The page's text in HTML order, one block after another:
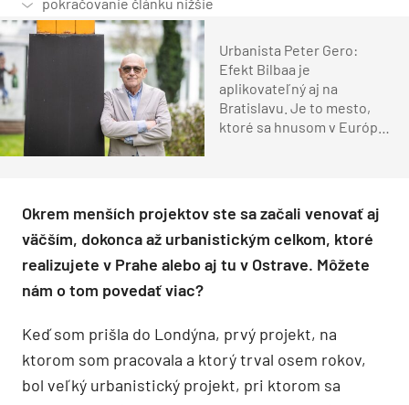
Urbanista Peter Gero:
Efekt Bilbaa je
aplikovateľný aj na
Bratislavu. Je to mesto,
ktoré sa hnusom v Európe
Okrem menších projektov ste sa začali venovať aj
väčším, dokonca až urbanistickým celkom, ktoré
realizujete v Prahe alebo aj tu v Ostrave. Môžete
nám o tom povedať viac?
Keď som prišla do Londýna, prvý projekt, na
ktorom som pracovala a ktorý trval osem rokov,
bol veľký urbanistický projekt, pri ktorom sa